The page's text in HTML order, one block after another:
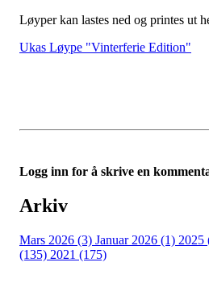
Løyper kan lastes ned og printes ut
Ukas Løype "Vinterferie Edition"
Logg inn for å skrive en
Arkiv
Mars 2026 (3) Januar 2026 (1) 2025
(135) 2021 (175)